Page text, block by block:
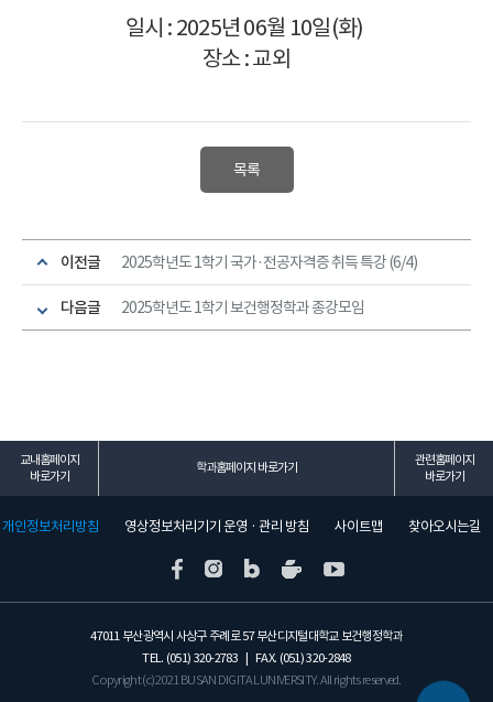
일시 : 2025년 06월 10일(화)
장소 : 교외
목록
이전글 2025학년도 1학기 국가·전공자격증 취득 특강 (6/4)
다음글 2025학년도 1학기 보건행정학과 종강모임
교내홈페이지
바로가기
학과홈페이지 바로가기
관련홈페이지
바로가기
개인정보처리방침 영상정보처리기기 운영 · 관리 방침 사이트맵 찾아오시는길
47011 부산광역시 사상구 주례로 57 부산디지털대학교 보건행정학과
TEL. (051) 320-2783 | FAX. (051) 320-2848
Copyright (c) 2021 BUSAN DIGITAL UNIVERSITY. All rights reserved.